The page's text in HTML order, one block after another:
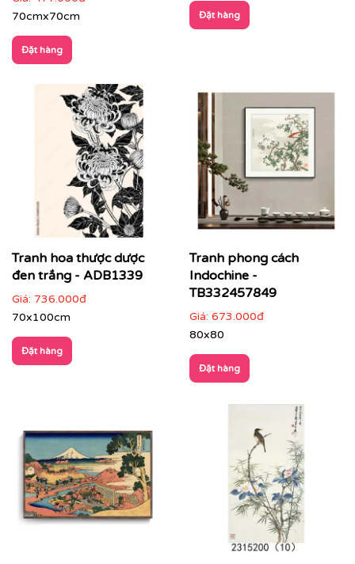
Không gian quán cà phê, khách sạn, spa : tăng trải
nghiệm vừa hoài niệm vừa hiện đại.
CHẤT LIỆU & CHẤT LƯỢNG TRANH PRINTEK
, mỗi bức tranh Indochine được sản xuất với
70cmx70cm
Đặt hàng
Đặt hàng
Tranh hoa thược dược
đen trắng - ADB1339
Giá: 736.000đ
70x100cm
Đặt hàng
Tranh phong cách
Indochine -
TB332457849
Giá: 673.000đ
80x80
Đặt hàng